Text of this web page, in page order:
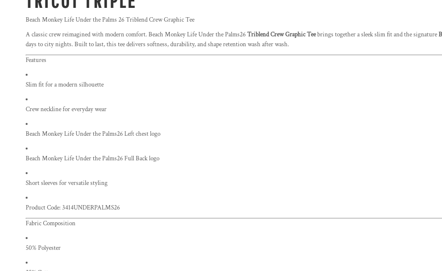
Beach Monkey Life Under the Palms 26 Triblend Crew Graphic Tee
A classic crew reimagined with modern comfort. Beach Monkey Life Under the Palms26Triblend Crew Graphic Teebrings together a sleek slim fit and the signature
days to city nights. Built to last, this tee delivers softness, durability, and shape retention wash after wash.
Features
Slim fit for a modern silhouette
Crew neckline for everyday wear
Beach Monkey Life Under the Palms26 Left chest logo
Beach Monkey Life Under the Palms26 Full Back logo
Short sleeves for versatile styling
Product Code: 3414UNDERPALMS26
Fabric Composition
50% Polyester